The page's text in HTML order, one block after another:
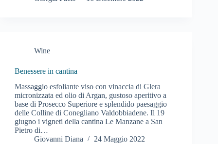
Wine
Benessere in cantina
Massaggio esfoliante viso con vinaccia di Glera
micronizzata ed olio di Argan, gustoso aperitivo a
base di Prosecco Superiore e splendido paesaggio
delle Colline di Conegliano Valdobbiadene. Il 19
giugno i vigneti della cantina Le Manzane a San
Pietro di…
Giovanni Diana
24 Maggio 2022